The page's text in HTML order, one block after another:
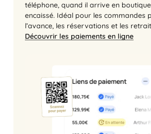
téléphone, quand il arrive en
encaissé. Idéal pour les commandes
l’avance, les réservations et les
Découvrir les paiements en ligne